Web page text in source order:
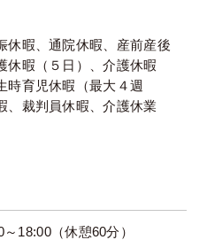
休暇、通院休暇、産前産後
休暇（５日）、介護休暇
時育児休暇（最大４週
、裁判員休暇、介護休業
～18:00（休憩60分）